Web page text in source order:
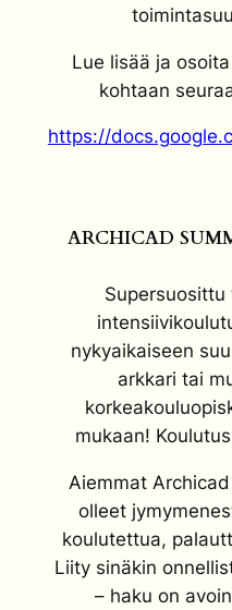
Lue lisää ja osoita
kohtaan
https://
ARCHICAD
nykyaikaiseen
arkkari tai
mukaan!
Aiemmat
olleet
koulutettua,
Liity sinäkin
– haku on